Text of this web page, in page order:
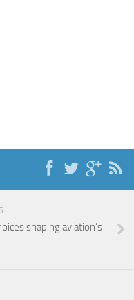
shaping aviation’s